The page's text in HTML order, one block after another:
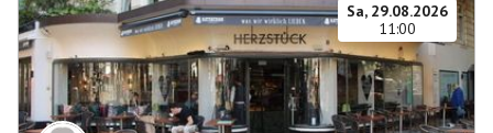
Sa, 29.08.2026
11:00